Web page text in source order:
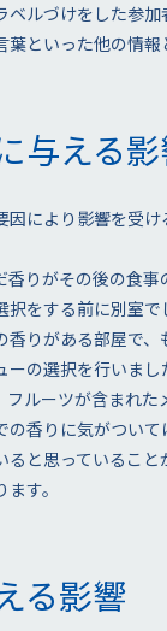
ルづけをした参加
といった他の情
与える
により影響を受
りがその後の食
をする前に別室
りがある部屋で
の選択を行いま
ルーツが含まれ
香りに気がついて
ると思っているこ
す。
る影響